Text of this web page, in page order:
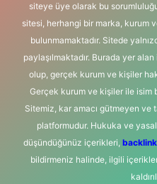
siteye üye olarak bu
sitesi, herhangi bir marka, kurum
bulunmamaktadır. Sitede
paylaşılmaktadır. Burada yer
olup, gerçek kurum ve kişiler
Gerçek kurum ve kişiler ile isim
Sitemiz, kar amacı gütmeyen ve
platformudur. Hukuka ve
düşündüğünüz içerikleri,
bildirmeniz halinde, ilgili